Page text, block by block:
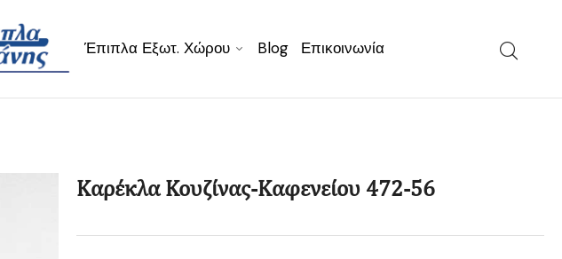
Έπιπλα Εξωτ. Χώρου Blog Επικοινωνία
Καρέκλα Κουζίνας-Καφενείου 472-56